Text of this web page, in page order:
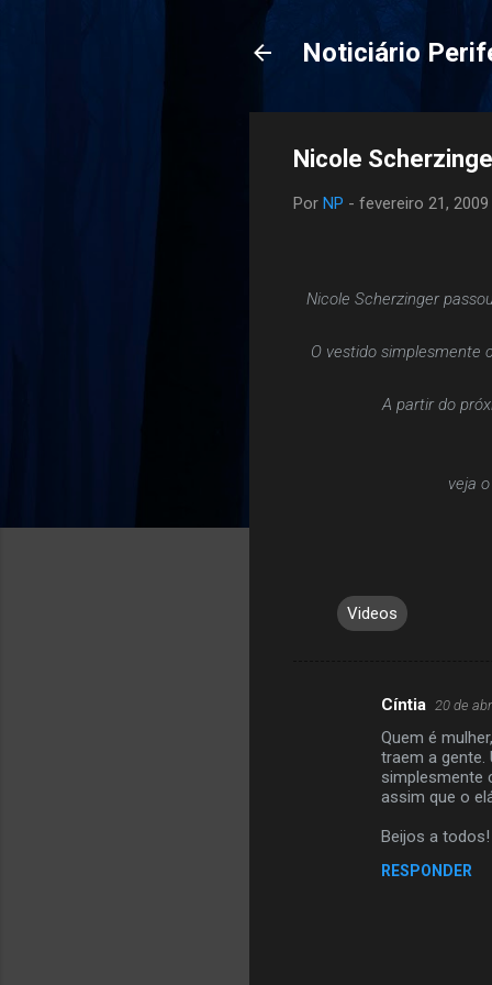
Noticiário
Nicole
Por NP - fevereiro 21, 2009
Nicole Scherzinger
O vestido simplesmente
A partir do
veja
Videos
Cíntia 20 de
Quem é
traem a gente.
simplesmente
assim que o
Beijos a todos!
RESPONDER